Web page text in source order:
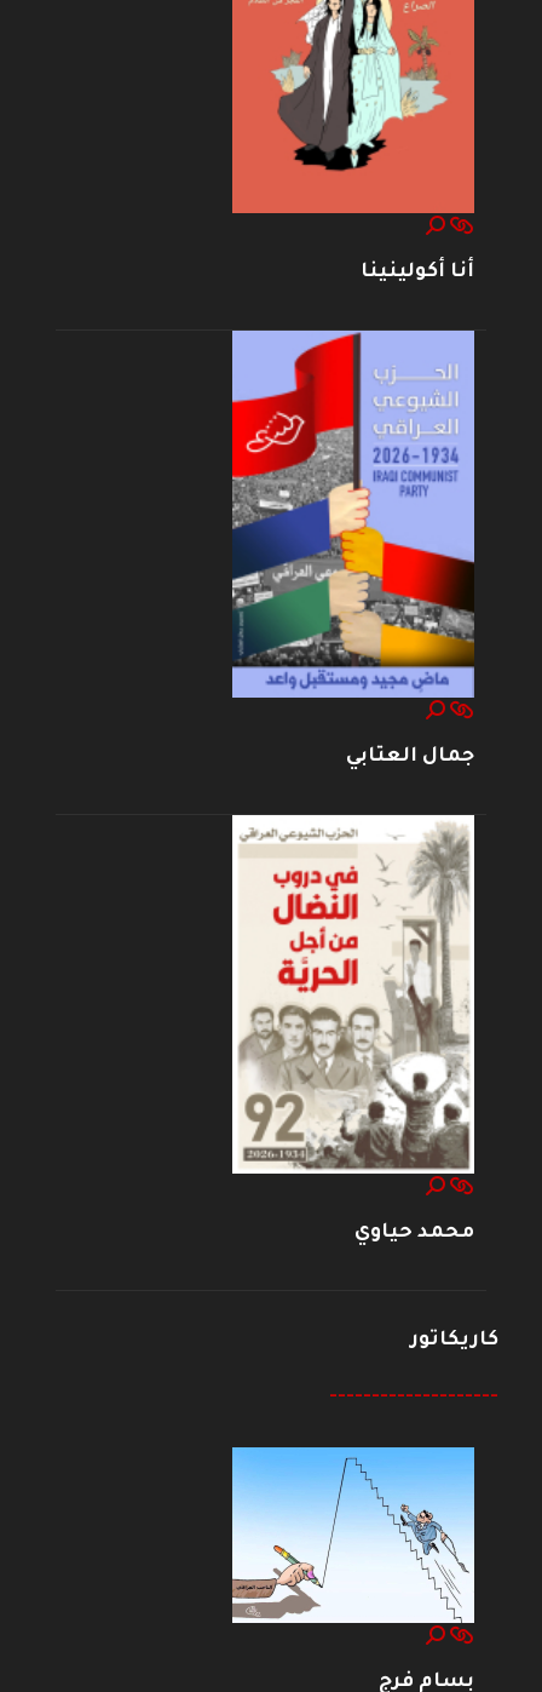
أنا أكولينينا
جمال العتابي
محمد حياوي
كاريكاتور
--------------------
بسام فرج